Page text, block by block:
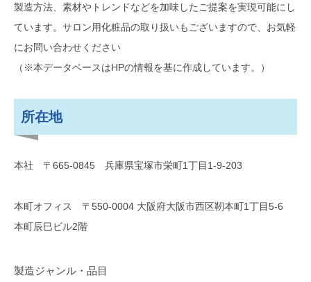
製造方法、素材やトレンドなどを加味したご提案を実現可能にし
ています。サロン用化粧品の取り扱いもございますので、お気軽
にお問い合わせください
（※本データベースはHPの情報を基に作成しています。）
所在地
本社 〒665-0845 兵庫県宝塚市栄町1丁目1-9-203
本町オフィス 〒550-0004 大阪府大阪市西区靭本町1丁目5-6
本町辰巳ビル2階
製造ジャンル・品目